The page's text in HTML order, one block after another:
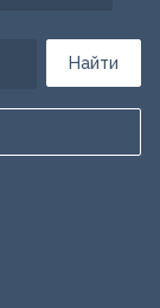
Найти